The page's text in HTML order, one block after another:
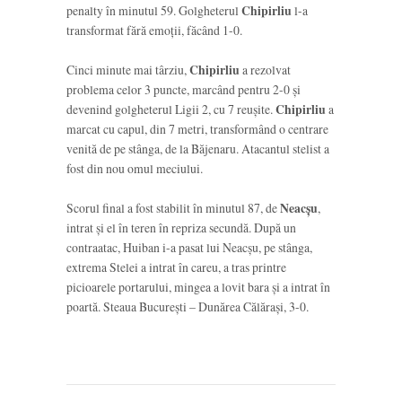
penalty în minutul 59. GolgheterulChipirliul-a
transformat fără emoții, făcând 1-0.
Cinci minute mai târziu,Chipirliua rezolvat
problema celor 3 puncte, marcând pentru 2-0 și
devenind golgheterul Ligii 2, cu 7 reușite.Chipirliua
marcat cu capul, din 7 metri, transformând o centrare
venită de pe stânga, de la Băjenaru. Atacantul stelist a
fost din nou omul meciului.
Scorul final a fost stabilit în minutul 87, deNeacșu,
intrat și el în teren în repriza secundă. După un
contraatac, Huiban i-a pasat lui Neacșu, pe stânga,
extrema Stelei a intrat în careu, a tras printre
picioarele portarului, mingea a lovit bara și a intrat în
poartă. Steaua București – Dunărea Călărași, 3-0.